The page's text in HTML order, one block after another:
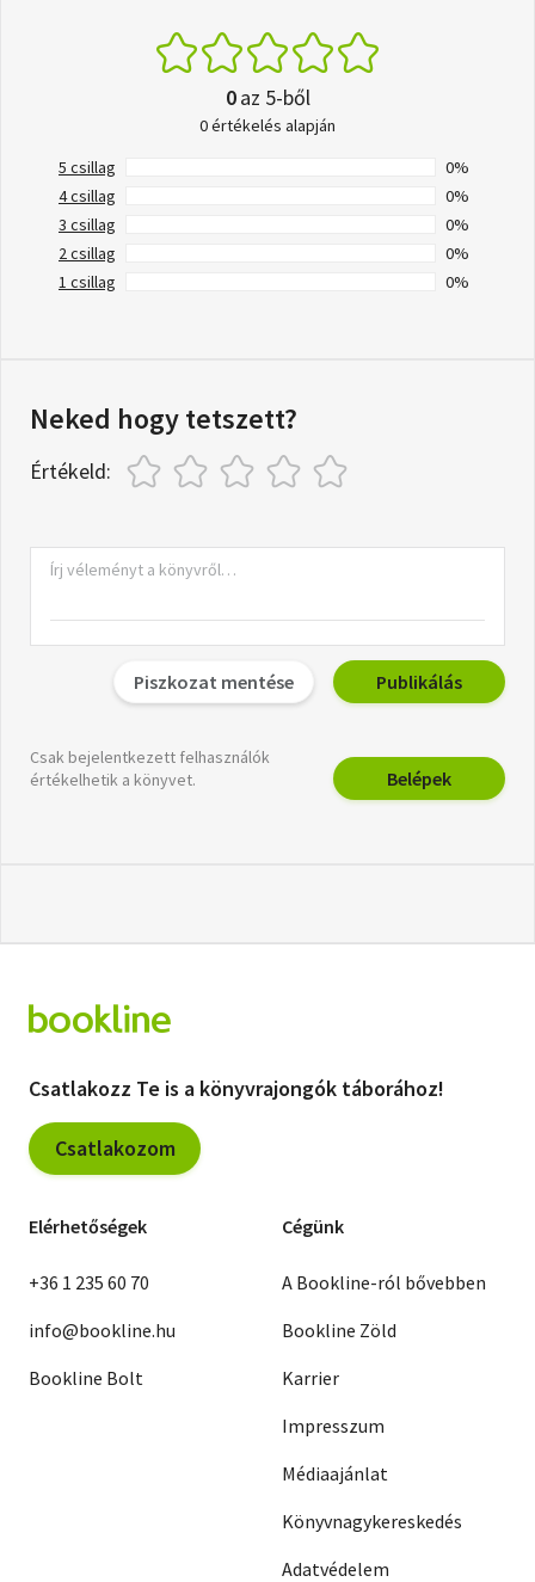
0az 5-ből
0 értékelés alapján
5 csillag
0%
4 csillag
0%
3 csillag
0%
2 csillag
0%
1 csillag
0%
Neked hogy tetszett?
Értékeld:
Piszkozat mentése Publikálás
Csak bejelentkezett felhasználók
értékelhetik a könyvet.
Belépek
Csatlakozz Te is a könyvrajongók táborához!
Csatlakozom
Elérhetőségek
+36 1 235 60 70
info@bookline.hu
Bookline Bolt
Cégünk
A Bookline-ról bővebben
Bookline Zöld
Karrier
Impresszum
Médiaajánlat
Könyvnagykereskedés
Adatvédelem